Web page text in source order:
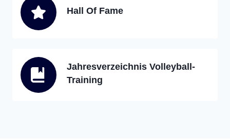
Hall Of Fame
Jahresverzeichnis Volleyball-
Training